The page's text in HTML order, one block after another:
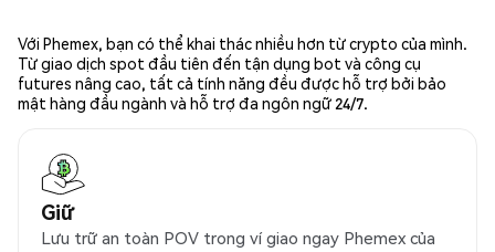
Với Phemex, bạn có thể khai thác nhiều hơn từ crypto của mình.
Từ giao dịch spot đầu tiên đến tận dụng bot và công cụ
futures nâng cao, tất cả tính năng đều được hỗ trợ bởi bảo
mật hàng đầu ngành và hỗ trợ đa ngôn ngữ 24/7.
Giữ
Lưu trữ an toàn POV trong ví giao ngay Phemex của